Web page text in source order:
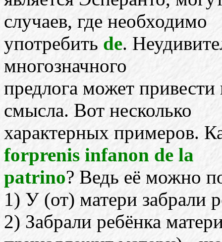
случаев, где необходимо
употребить de.
многозначного
предлога может
смысла. Вот несколько
характерных примеров.
forprenis infanon de la
patrino? Ведь её можно
1) У (от) матери забрали
2) Забрали ребёнка